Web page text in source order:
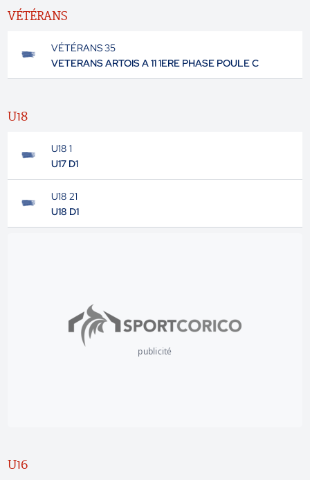
VÉTÉRANS
VÉTÉRANS 35
VETERANS ARTOIS A 11 1ERE PHASE POULE C
U18
U18 1
U17 D1
U18 21
U18 D1
publicité
U16